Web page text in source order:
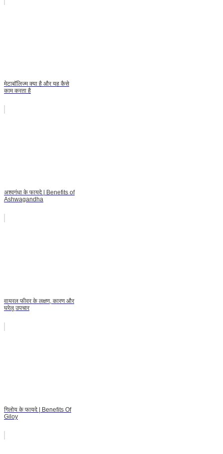
मेटाबॉलिज्म क्या है और यह कैसे
काम करता है
अश्वगंधा के फायदे | Benefits of
Ashwagandha
वायरल फीवर के लक्षण, कारण और
घरेलू उपचार
गिलोय के फायदे | Benefits Of
Giloy